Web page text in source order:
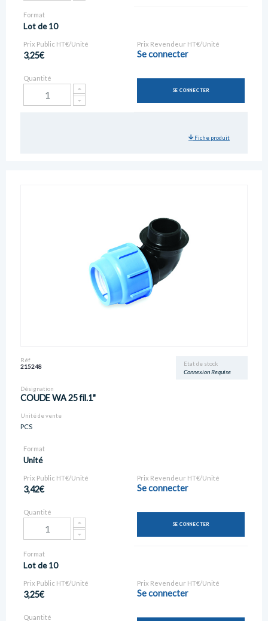
Format
Lot de 10
Prix Public HT€/Unité
3,25€
Prix Revendeur HT€/Unité
Se connecter
Quantité
SE CONNECTER
Fiche produit
Etat de stock
Connexion Requise
Réf
215248
Désignation
COUDE WA 25 fil.1"
Unité de vente
PCS
Format
Unité
Prix Public HT€/Unité
3,42€
Prix Revendeur HT€/Unité
Se connecter
Quantité
SE CONNECTER
Format
Lot de 10
Prix Public HT€/Unité
3,25€
Prix Revendeur HT€/Unité
Se connecter
Quantité